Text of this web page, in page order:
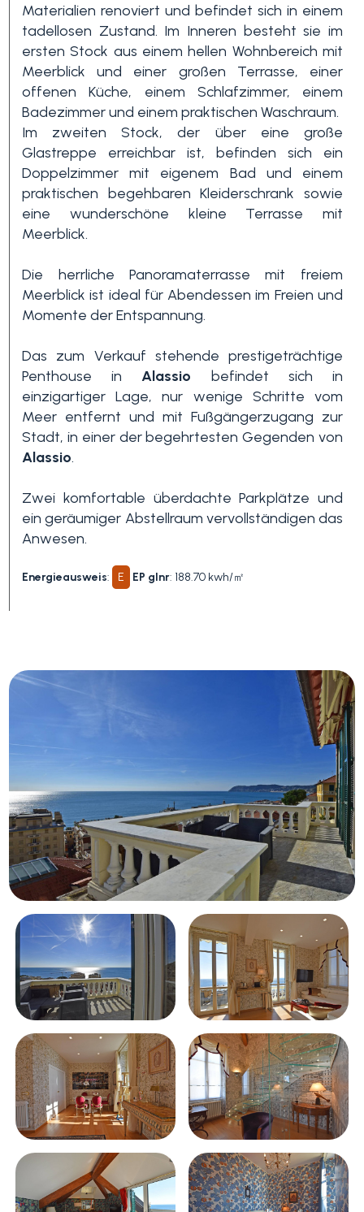
Materialien renoviert und befindet sich in einem
tadellosen Zustand. Im Inneren besteht sie im
ersten Stock aus einem hellen Wohnbereich mit
Meerblick und einer großen Terrasse, einer
offenen Küche, einem Schlafzimmer, einem
Badezimmer und einem praktischen Waschraum.
Im zweiten Stock, der über eine große
Glastreppe erreichbar ist, befinden sich ein
Doppelzimmer mit eigenem Bad und einem
praktischen begehbaren Kleiderschrank sowie
eine wunderschöne kleine Terrasse mit
Meerblick.
Die herrliche Panoramaterrasse mit freiem
Meerblick ist ideal für Abendessen im Freien und
Momente der Entspannung.
Das zum Verkauf stehende prestigeträchtige
Penthouse inAlassio befindet sich in
einzigartiger Lage, nur wenige Schritte vom
Meer entfernt und mit Fußgängerzugang zur
Stadt, in einer der begehrtesten Gegenden von
Alassio.
Zwei komfortable überdachte Parkplätze und
ein geräumiger Abstellraum vervollständigen das
Anwesen.
Energieausweis: E EP glnr: 188.70 kwh/㎡
1
2
3+
Andere
-
Mehrfachauswahl
Balkon / Terrasse
Aufzug
Schwimmbad
Meerblick